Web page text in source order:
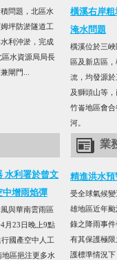
問題，北區水
坪防淤隧道工
利沖淤，完成
水資源局局長
閘門...
橫溪右岸
淹水問題
橫溪位於三
區及新店區
流，均發源
及獅頭山等
竹崙地區會
河。
水利署於曾文
中增雨焰彈
與華南雲雨區
月23日晚上9點
國產空中人工
區挹注更多水
業
精進洪水
受全球氣候
雄地區近年
錄之降雨事
有其保護極
護標準情況